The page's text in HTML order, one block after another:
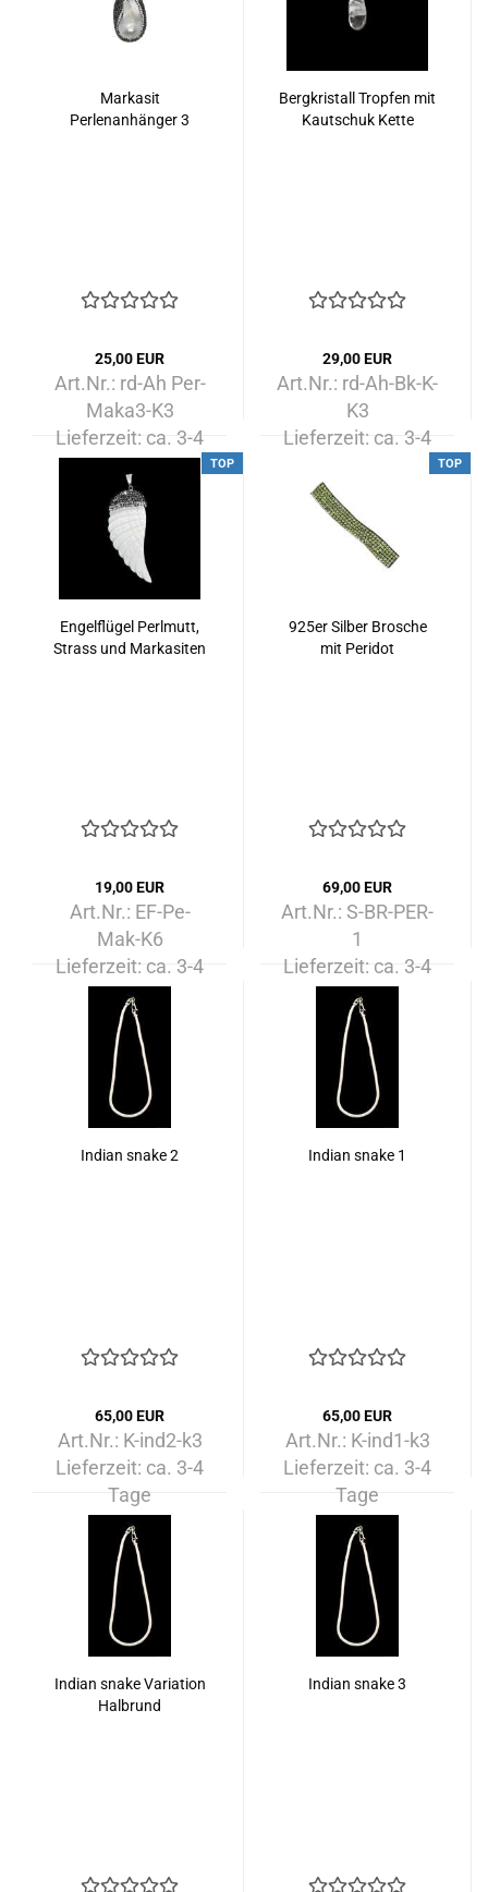
Markasit
Perlenanhänger 3
25,00 EUR
Art.Nr.: rd-Ah Per-
Maka3-K3
Lieferzeit: ca. 3-4
Tage
Bergkristall Tropfen mit
Kautschuk Kette
29,00 EUR
Art.Nr.: rd-Ah-Bk-K-
K3
Lieferzeit: ca. 3-4
TOP
Engelflügel Perlmutt,
Strass und Markasiten
19,00 EUR
Art.Nr.: EF-Pe-
Mak-K6
Lieferzeit: ca. 3-4
Tage
TOP
925er Silber Brosche
mit Peridot
69,00 EUR
Art.Nr.: S-BR-PER-
1
Lieferzeit: ca. 3-4
Tage
Indian snake 2
65,00 EUR
Art.Nr.: K-ind2-k3
Lieferzeit: ca. 3-4
Tage
Indian snake 1
65,00 EUR
Art.Nr.: K-ind1-k3
Lieferzeit: ca. 3-4
Tage
Indian snake Variation
Halbrund
Indian snake 3